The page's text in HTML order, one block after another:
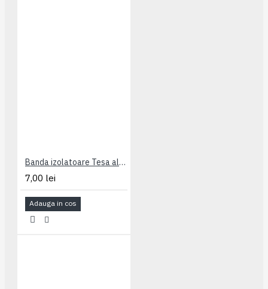
Banda izolatoare Tesa alba 20m x19mm
7,00 lei
Adauga in cos